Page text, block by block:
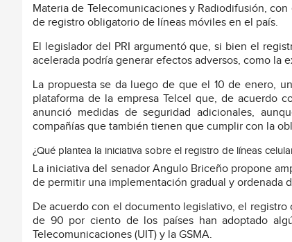
Materia de Telecomunicaciones y Radiodifusión,
de registro obligatorio de líneas móviles en el país.
El legislador del PRI argumentó que, si bien el
acelerada podría generar efectos adversos, como la
La propuesta se da luego de que el 10 de enero,
plataforma de la empresa Telcel que, de acuerdo
anunció medidas de seguridad adicionales,
compañías que también tienen que cumplir con la
¿Qué plantea la iniciativa sobre el registro de líneas
La iniciativa del senador Angulo Briceño propone
de permitir una implementación gradual y ordenada
De acuerdo con el documento legislativo, el
de 90 por ciento de los países han adoptado
Telecomunicaciones (UIT) y la GSMA.